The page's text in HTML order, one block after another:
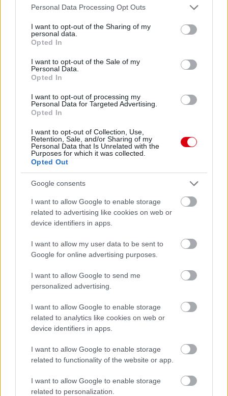
Please note that this website/app uses one or more Google
not limited to your visit or usage behaviour. You may click to
grant or deny consent to Google and its third-party tags to
use your data for below specified purposes in below Google
consent section.
Personal Data Processing Opt Outs
I want to opt-out of the Sharing of my
personal data.
Opted In
I want to opt-out of the Sale of my
Personal Data.
Opted In
I want to opt-out of processing my
Personal Data for Targeted Advertising.
Opted In
I want to opt-out of Collection, Use,
Retention, Sale, and/or Sharing of my
Personal Data that Is Unrelated with the
Purposes for which it was collected.
Opted Out
Google consents
I want to allow Google to enable storage
related to advertising like cookies on web or
device identifiers in apps.
I want to allow my user data to be sent to
Google for online advertising purposes.
I want to allow Google to send me
personalized advertising.
I want to allow Google to enable storage
related to analytics like cookies on web or
device identifiers in apps.
I want to allow Google to enable storage
related to functionality of the website or app.
I want to allow Google to enable storage
related to personalization.
Meccs Center
Leeds UnitedvsManchester
Felkészülési szezon 5. mérkőzés
Croke Park, Dublin
3 nap 3 óra 25 perc 51 másodperc
AC MilanvsManchester United2026-08-15 18:00
ELŐZŐ MÉRKŐZÉSEK
Támogatás
Támogasd adományoddal
a ManUtdFanatics.hu működését!